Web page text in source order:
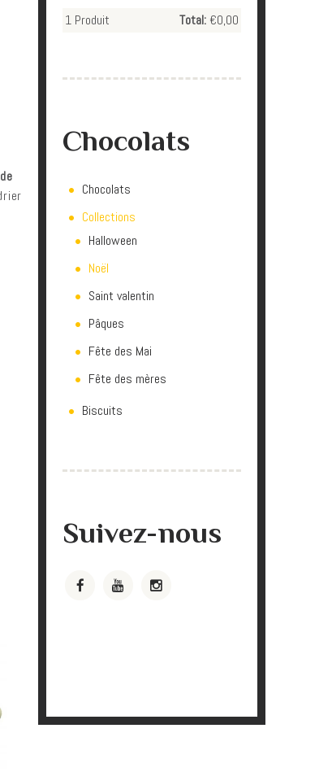
1 Produit Total: €0,00
Chocolats
Chocolats
Collections
Halloween
Noël
Saint valentin
Pâques
Fête des Mai
Fête des mères
Biscuits
Suivez-nous